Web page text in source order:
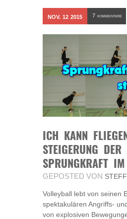
NOV. 12 2015 7 KOMMENTARE
ICH KANN
STEIGERUNG DER
SPRUNGKRAFT
GEPOSTED VON
Volleyball lebt von seinen
spektakulären Angriffs-
von explosiven